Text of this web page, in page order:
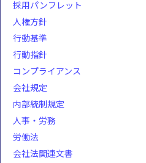
採用パンフレット
人権方針
行動基準
行動指針
コンプライアンス
会社規定
内部統制規定
人事・労務
労働法
会社法関連文書